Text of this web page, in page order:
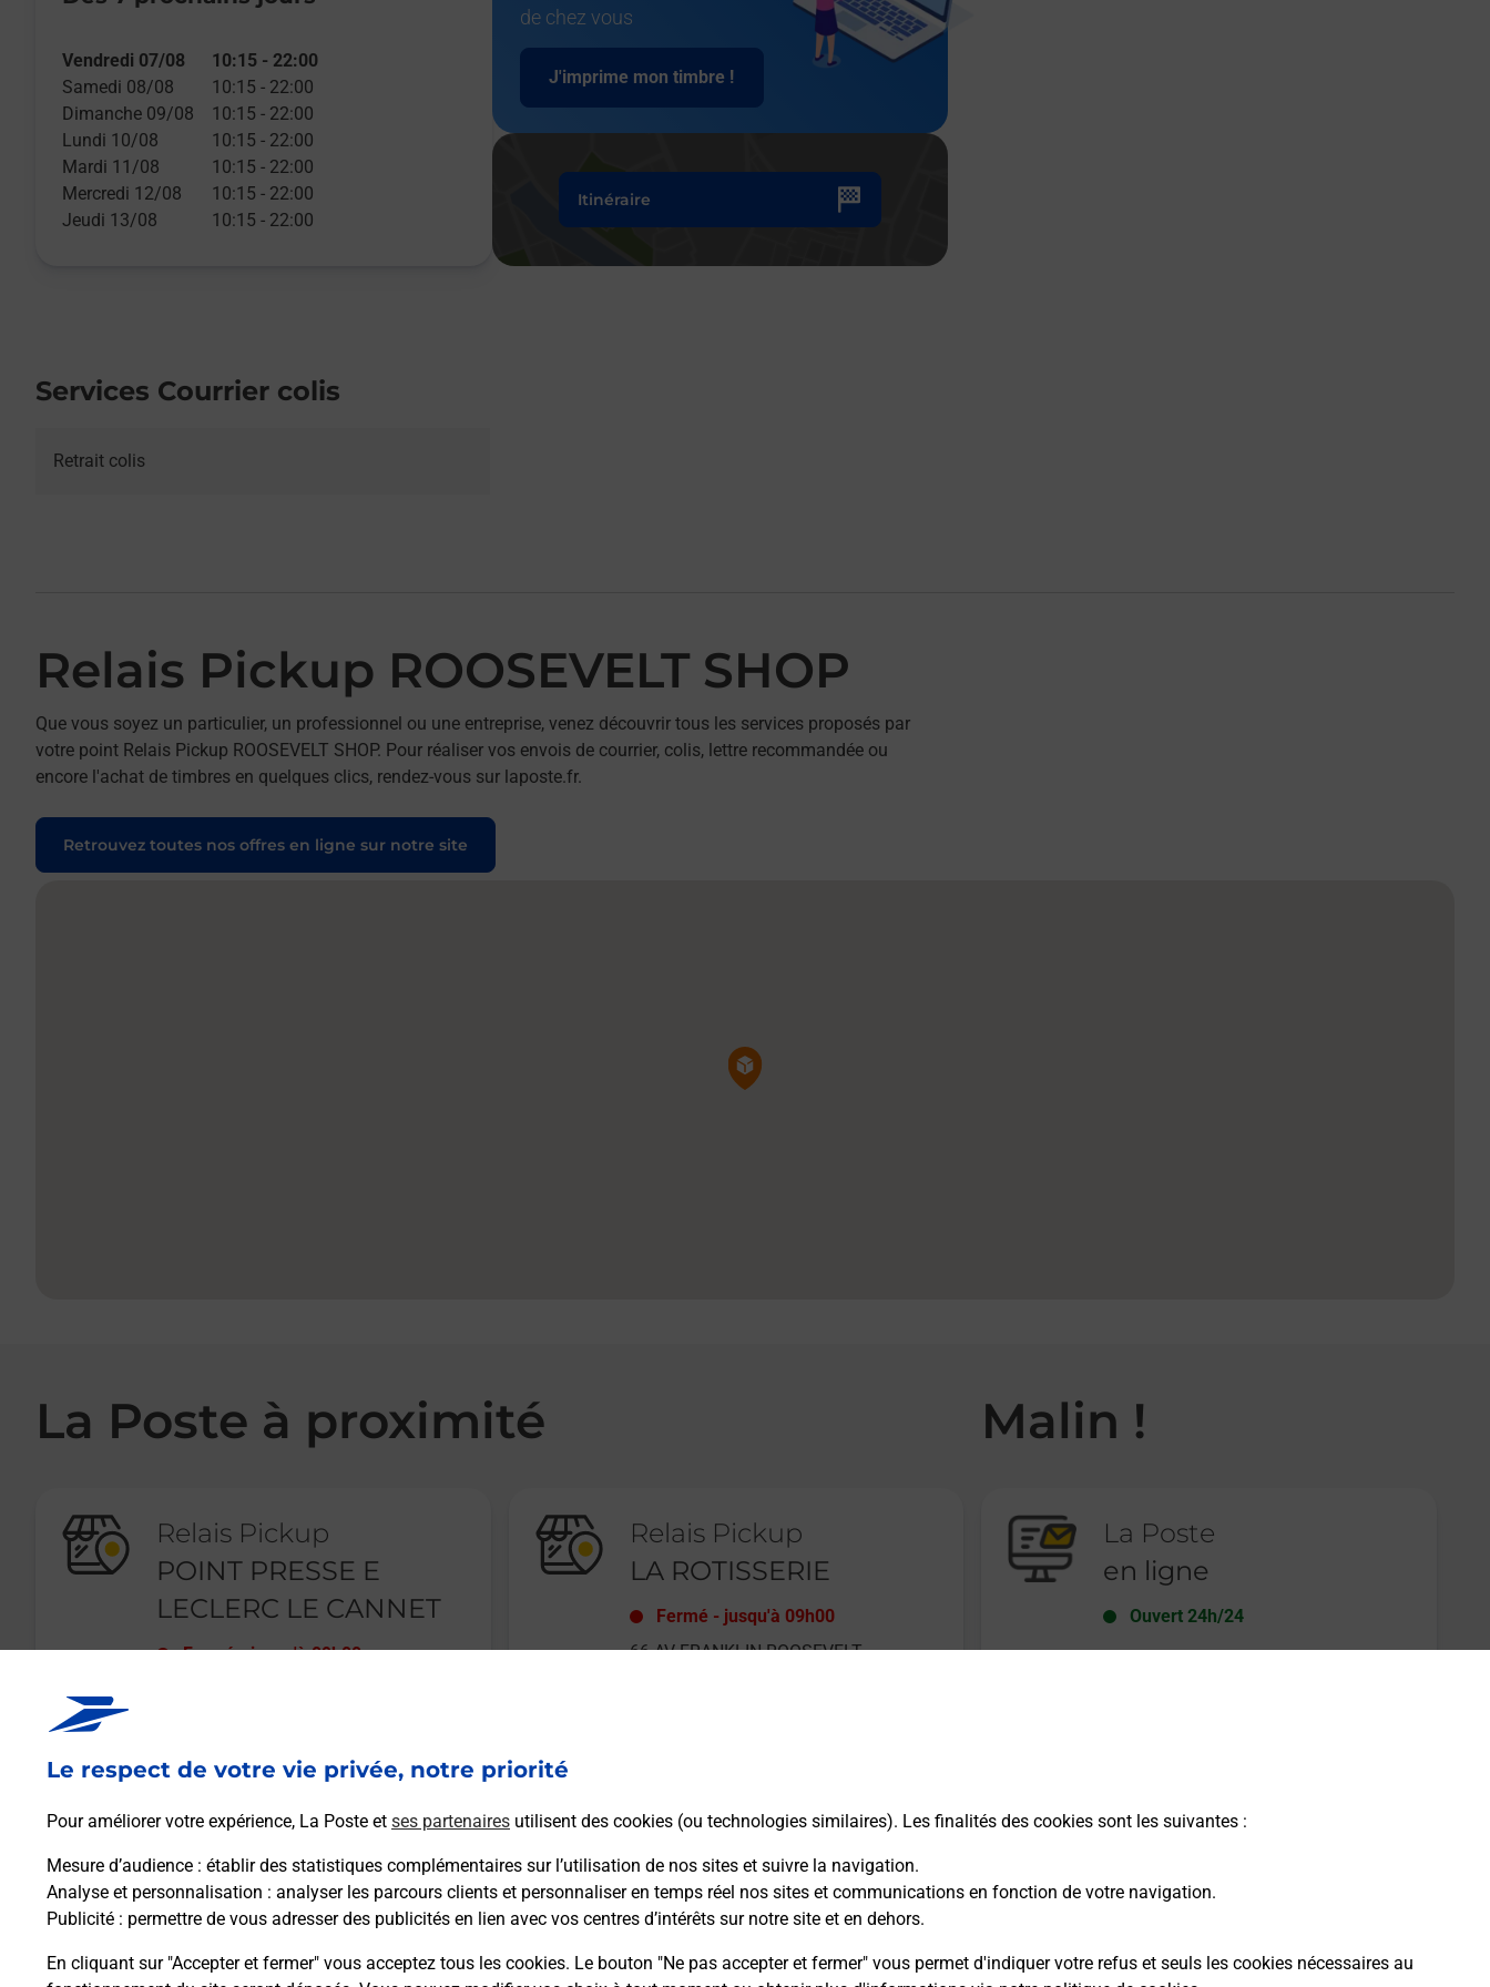
Le respect de votre vie privée, notre priorité
Pour améliorer votre expérience, La Poste et ses partenaires utilisent des cookies (ou technologies similaires). Les finalités des cookies sont les suivantes :
Mesure d’audience : établir des statistiques complémentaires sur l’utilisation de nos sites et suivre la navigation.
Analyse et personnalisation : analyser les parcours clients et personnaliser en temps réel nos sites et communications en fonction de votre navigation.
Publicité : permettre de vous adresser des publicités en lien avec vos centres d’intérêts sur notre site et en dehors.
En cliquant sur "Accepter et fermer" vous acceptez tous les cookies. Le bouton "Ne pas accepter et fermer" vous permet d'indiquer votre refus et seuls les cookies nécessaires au
Vendredi 07/08 10:15 - 22:00
Samedi 08/08
10:15 - 22:00
Dimanche 09/08
10:15 - 22:00
Lundi 10/08
10:15 - 22:00
Mardi 11/08
10:15 - 22:00
Mercredi 12/08
10:15 - 22:00
Jeudi 13/08
10:15 - 22:00
de chez vous
J'imprime mon timbre !
Itinéraire
Services Courrier colis
Retrait colis
Relais Pickup ROOSEVELT SHOP
Que vous soyez un particulier, un professionnel ou une entreprise, venez découvrir tous les services proposés par
votre point Relais Pickup ROOSEVELT SHOP. Pour réaliser vos envois de courrier, colis, lettre recommandée ou
encore l'achat de timbres en quelques clics, rendez-vous sur laposte.fr.
Retrouvez toutes nos offres en ligne sur notre site
Pin de la carte
La Poste à proximité
Relais Pickup
POINT PRESSE E
LECLERC LE CANNET
Fermé-jusqu'à 09h00
En savoir plus
Relais Pickup
LA ROTISSERIE
Fermé - jusqu'à 09h00
66 AV FRANKLIN ROOSEVELT
Malin !
La Poste
en ligne
Ouvert 24h/24